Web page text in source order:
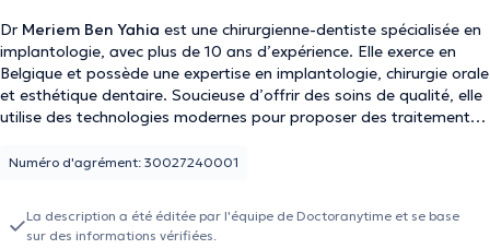
Dr Meriem Ben Yahia est une chirurgienne-dentiste spécialisée en
implantologie, avec plus de 10 ans d’expérience. Elle exerce en
Belgique et possède une expertise en implantologie, chirurgie orale
et esthétique dentaire. Soucieuse d’offrir des soins de qualité, elle
utilise des technologies modernes pour proposer des traitements
Numéro d'agrément: 30027240001
La description a été éditée par l'équipe de Doctoranytime et se base
sur des informations vérifiées.